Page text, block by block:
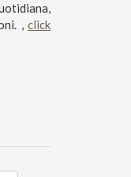
, click